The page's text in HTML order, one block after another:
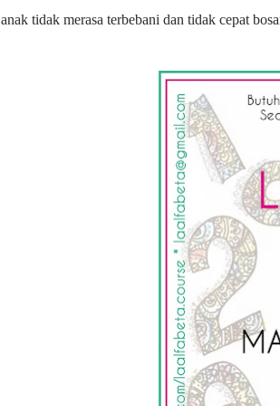
anak tidak merasa terbebani dan tidak cepat